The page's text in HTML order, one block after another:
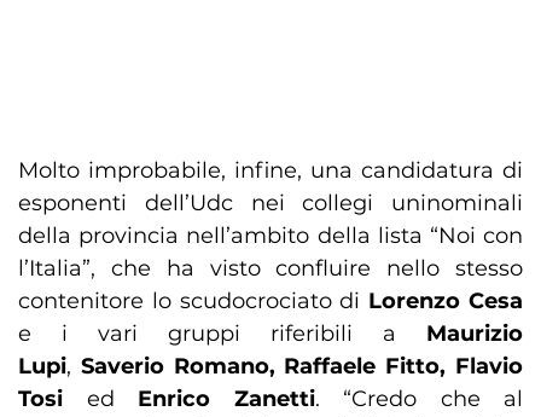
Molto improbabile, infine, una candidatura di
esponenti dell’Udc nei collegi uninominali
della provincia nell’ambito della lista “Noi con
l’Italia”, che ha visto confluire nello stesso
contenitore lo scudocrociato di Lorenzo Cesa
e i vari gruppi riferibili a Maurizio
Lupi, Saverio Romano, Raffaele Fitto, Flavio
Tosi ed Enrico Zanetti. “Credo che al